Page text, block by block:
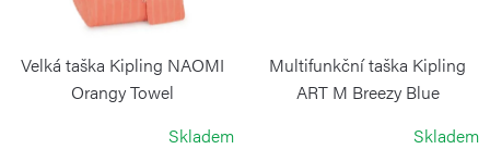
Velká taška Kipling NAOMI
Orangy Towel
Skladem
Multifunkční taška Kipling
ART M Breezy Blue
Skladem